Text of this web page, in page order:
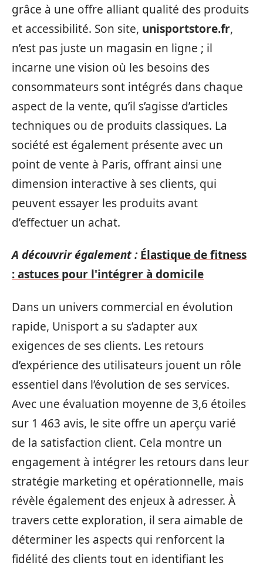
grâce à une offre alliant qualité des produits
et accessibilité. Son site, unisportstore.fr,
n’est pas juste un magasin en ligne ; il
incarne une vision où les besoins des
consommateurs sont intégrés dans chaque
aspect de la vente, qu’il s’agisse d’articles
techniques ou de produits classiques. La
société est également présente avec un
point de vente à Paris, offrant ainsi une
dimension interactive à ses clients, qui
peuvent essayer les produits avant
d’effectuer un achat.
A découvrir également : Élastique de fitness
: astuces pour l'intégrer à domicile
Dans un univers commercial en évolution
rapide, Unisport a su s’adapter aux
exigences de ses clients. Les retours
d’expérience des utilisateurs jouent un rôle
essentiel dans l’évolution de ses services.
Avec une évaluation moyenne de 3,6 étoiles
sur 1 463 avis, le site offre un aperçu varié
de la satisfaction client. Cela montre un
engagement à intégrer les retours dans leur
stratégie marketing et opérationnelle, mais
révèle également des enjeux à adresser. À
travers cette exploration, il sera aimable de
déterminer les aspects qui renforcent la
fidélité des clients tout en identifiant les